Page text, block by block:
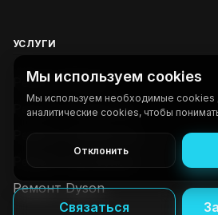
Связаться
УСЛУГИ
Ремонт iPhone
Ремонт телефонов
Ремонт планшетов
Ремонт ноутбуков
Ремонт Dyson
Мы используем cookies
Мы используем необходимые cookies
аналитические cookies, чтобы
Отклонить